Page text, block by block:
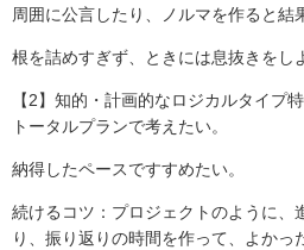
周囲に公言したり、ノルマを作ると結
根を詰めすぎず、ときには息抜きをし
【2】知的・計画的なロジカルタイプ
トータルプランで考えたい。
納得したペースですすめたい。
続けるコツ：プロジェクトのように、
り、振り返りの時間を作って、よかっ